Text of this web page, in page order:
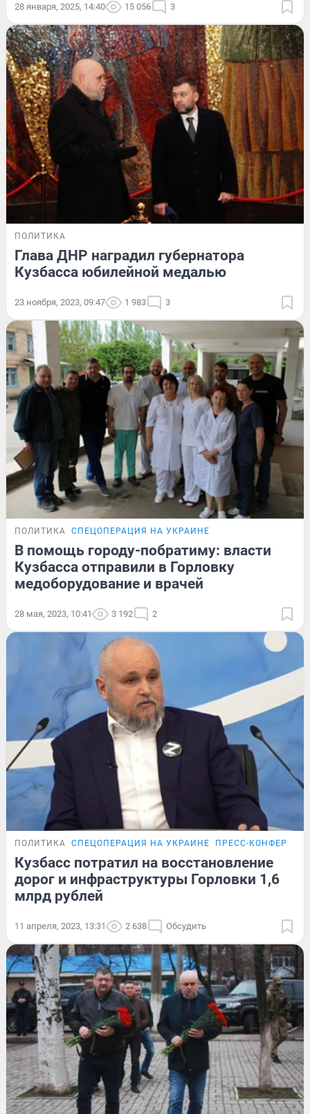
28 января, 2025, 14:40 15 056 3
ПОЛИТИКА
Глава ДНР наградил губернатора
Кузбасса юбилейной медалью
23 ноября, 2023, 09:47 1 983 3
ПОЛИТИКА СПЕЦОПЕРАЦИЯ НА УКРАИНЕ
В помощь городу-побратиму: власти
Кузбасса отправили в Горловку
медоборудование и врачей
28 мая, 2023, 10:41 3 192 2
ПОЛИТИКА СПЕЦОПЕРАЦИЯ НА УКРАИНЕ ПРЕСС-
Кузбасс потратил на восстановление
дорог и инфраструктуры Горловки 1,6
млрд рублей
11 апреля, 2023, 13:31 2 638 Обсудить